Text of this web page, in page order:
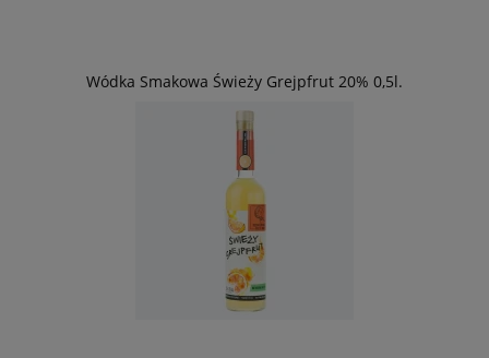
Wódka Smakowa Świeży Grejpfrut 20% 0,5l.